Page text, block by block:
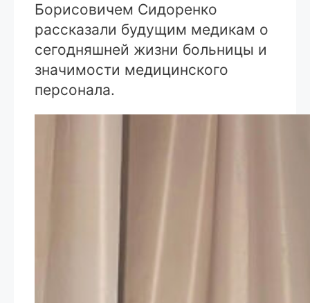
Борисовичем Сидоренко
рассказали будущим медикам о
сегодняшней жизни больницы и
значимости медицинского
персонала.